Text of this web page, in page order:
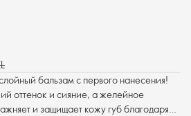
бальзам с первого нанесения!
оттенок и сияние, а желейное
и защищает кожу губ благодаря